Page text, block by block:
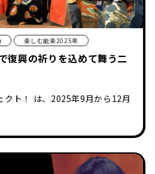
楽しむ能楽2025年
復興の祈りを込めて舞う二
クト！ は、2025年9月から12月